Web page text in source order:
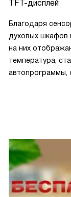
TFT-дисплей
Благодаря
духовых шкафов
на них
температура,
автопрограммы,